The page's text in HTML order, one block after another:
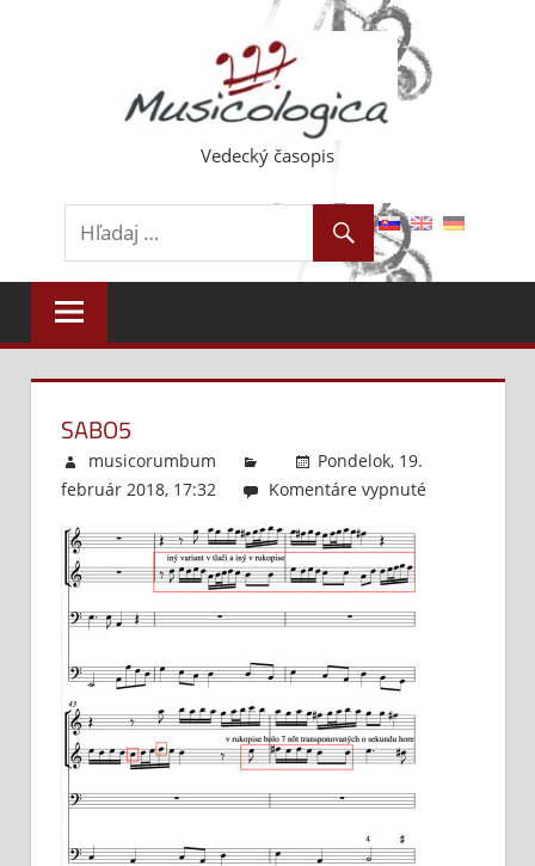
Vedecký časopis
SABO5
musicorumbum
Pondelok, 19.
február 2018, 17:32
Komentáre vypnuté